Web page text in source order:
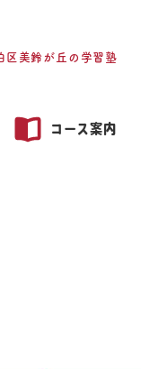
区美鈴が丘の学習塾
コース案内